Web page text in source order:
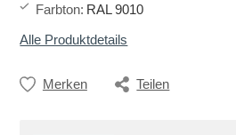
Farbton: RAL 9010
Alle Produktdetails
Merken Teilen